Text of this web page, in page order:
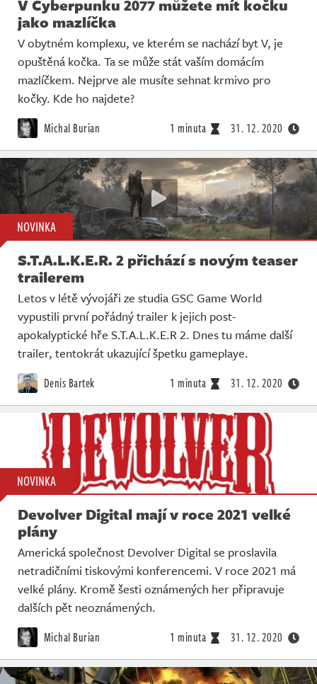
V Cyberpunku 2077 můžete mít kočku
jako mazlíčka
V obytném komplexu, ve kterém se nachází byt V, je
opuštěná kočka. Ta se může stát vaším domácím
mazlíčkem. Nejprve ale musíte sehnat krmivo pro
kočky. Kde ho najdete?
Michal Burian 1 minuta 31. 12. 2020
NOVINKA
S.T.A.L.K.E.R. 2 přichází s novým teaser
trailerem
Letos v létě vývojáři ze studia GSC Game World
vypustili první pořádný trailer k jejich post-
apokalyptické hře S.T.A.L.K.E.R 2. Dnes tu máme další
trailer, tentokrát ukazující špetku gameplaye.
Denis Bartek 1 minuta 31. 12. 2020
NOVINKA
Devolver Digital mají v roce 2021 velké
plány
Americká společnost Devolver Digital se proslavila
netradičními tiskovými konferencemi. V roce 2021 má
velké plány. Kromě šesti oznámených her připravuje
dalších pět neoznámených.
Michal Burian 1 minuta 31. 12. 2020